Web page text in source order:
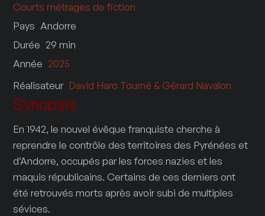
Courts métrages de fiction
Pays Andorre
Durée 29min
Année 2025
Réalisateur David Haro Tourné & Gérard Navalon
Synopsis
En 1942, le nouvel évêque franquiste cherche à
reprendre le contrôle des territoires des Pyrénées et
d’Andorre, occupés par les forces nazies et les
maquis républicains. Certains de ces derniers ont
été retrouvés morts après avoir subi de multiples
sévices.